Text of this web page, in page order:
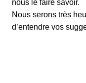
nous le faire savoir.
Nous serons très
d’entendre vos